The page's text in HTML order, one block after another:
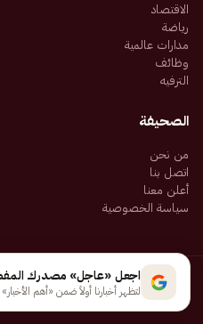
الاقتصاد
رياضة
مدارات عالمية
وظائف
الترفيه
الصحيفة
من نحن
اتصل بنا
أعلن معنا
سياسة الخصوصية
جميع الحقوق محفوظة لـ شركة إيجاز للنشر
سياسة الخصوصيةشروط الاستخدام
اجعل «عاجل» مصدرك
لتظهر أخبارنا أولاً ضمن «أهم